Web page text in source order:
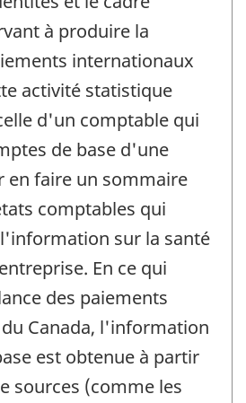
à produire la
internationaux
activité statistique
d'un comptable qui
de base d'une
en faire un sommaire
comptables qui
sur la santé
En ce qui
des paiements
Canada, l'information
est obtenue à partir
sources (comme les